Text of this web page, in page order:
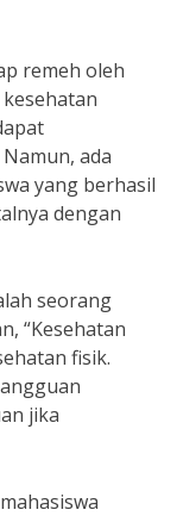
remeh oleh
ada
yang berhasil
dengan
seorang
“Kesehatan
fisik.
jika